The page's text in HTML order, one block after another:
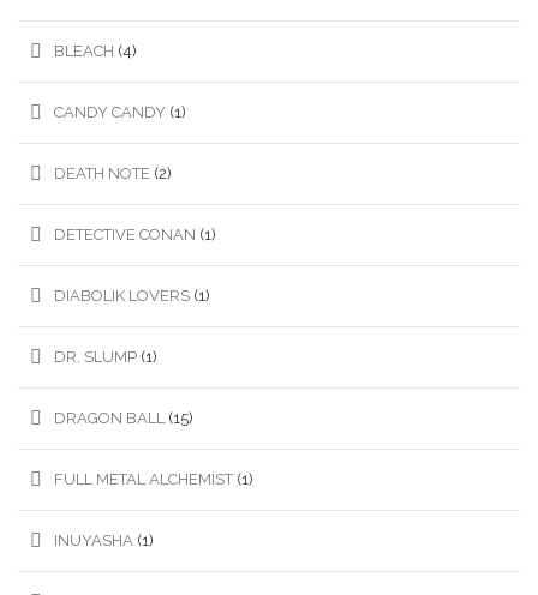
BLEACH (4)
CANDY CANDY (1)
DEATH NOTE (2)
DETECTIVE CONAN (1)
DIABOLIK LOVERS (1)
DR. SLUMP (1)
DRAGON BALL (15)
FULL METAL ALCHEMIST (1)
INUYASHA (1)